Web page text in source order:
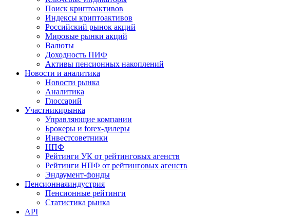
Поиск криптоактивов
Индексы криптоактивов
Российский рынок акций
Мировые рынки акций
Валюты
Доходность ПИФ
Активы пенсионных накоплений
Новости и аналитика
Новости рынка
Аналитика
Глоссарий
Участникирынка
Управляющие компании
Брокеры и forex-дилеры
Инвестсоветники
НПФ
Рейтинги УК от рейтинговых агенств
Рейтинги НПФ от рейтинговых агенств
Эндаумент-фонды
Пенсионнаяиндустрия
Пенсионные рейтинги
Статистика рынка
API